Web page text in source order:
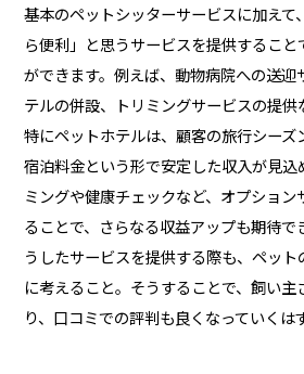
基本のペットシッターサービスに加えて
ら便利」と思うサービスを提供すること
ができます。例えば、動物病院への送迎
テルの併設、トリミングサービスの提供
特にペットホテルは、顧客の旅行シーズ
宿泊料金という形で安定した収入が見込
ミングや健康チェックなど、オプショ
ることで、さらなる収益アップも期待で
うしたサービスを提供する際も、ペッ
に考えること。そうすることで、飼い主
り、口コミでの評判も良くなっていくは